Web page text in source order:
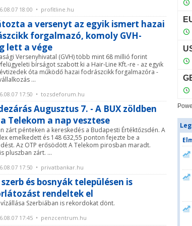
18:00 • profitline.hu
a versenyt az egyik ismert hazai
forgalmazó, komoly GVH-
lett a vége
Versenyhivatal (GVH) több mint 68 millió forint
bírságot szabott ki a Hair-Line Kft.-re - az egyik
óta működő hazai fodrászcikk forgalmazóra -
...
17:50 • tozsdeforum.hu
Augusztus 7. - A BUX zöldben
Telekom a nap vesztese
zárt pénteken a kereskedés a Budapesti Értéktőzsdén. A
emelkedett és 148 632,55 ponton fejezte be a
Az OTP erősödött A Telekom pirosban maradt.
pluszban zárt. ...
17:50 • privatbankar.hu
és bosnyák településen is
rendeltek el
Szerbiában is rekordokat dönt.
17:45 • penzcentrum.hu